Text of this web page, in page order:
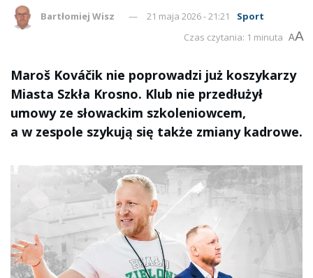
Bartłomiej Wisz 21 maja 2026 - 21:21
Sport
Czas czytania: 1 minuta AA
Maroš Kováčik nie poprowadzi już koszykarzy
Miasta Szkła Krosno. Klub nie przedłużył
umowy ze słowackim szkoleniowcem,
a w zespole szykują się także zmiany kadrowe.